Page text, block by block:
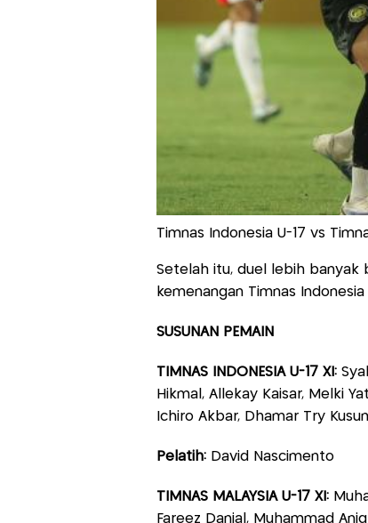
Timnas Indonesia U-17 vs
Setelah itu, duel lebih banyak
kemenangan Timnas
SUSUNAN PEMAIN
TIMNAS INDONESIA U-17 XI:
Hikmal, Allekay Kaisar, Melki
Ichiro Akbar, Dhamar Try
Pelatih: David Nascimento
TIMNAS MALAYSIA U-17 XI:
Fareez Danial, Muhammad